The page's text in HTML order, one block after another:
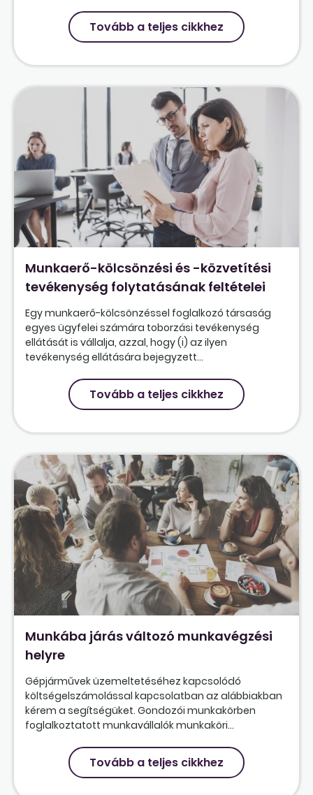
Tovább a teljes cikkhez
Munkaerő-kölcsönzési és -közvetítési
tevékenység folytatásának feltételei
Egy munkaerő-kölcsönzéssel foglalkozó társaság
egyes ügyfelei számára toborzási tevékenység
ellátását is vállalja, azzal, hogy (i) az ilyen
tevékenység ellátására bejegyzett...
Tovább a teljes cikkhez
Munkába járás változó munkavégzési
helyre
Gépjárművek üzemeltetéséhez kapcsolódó
költségelszámolással kapcsolatban az alábbiakban
kérem a segítségüket. Gondozói munkakörben
foglalkoztatott munkavállalók munkaköri...
Tovább a teljes cikkhez